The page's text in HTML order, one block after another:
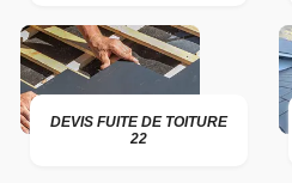
DEVIS FUITE DE TOITURE
22